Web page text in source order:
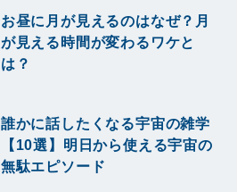
お昼に月が見えるのはなぜ？月
が見える時間が変わるワケと
は？
誰かに話したくなる宇宙の雑学
【10選】明日から使える宇宙の
無駄エピソード